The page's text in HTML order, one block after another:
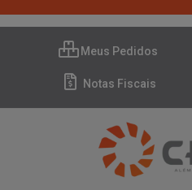
Meus Pedidos
Notas Fiscais